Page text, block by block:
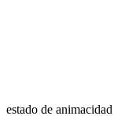
estado de animacidad